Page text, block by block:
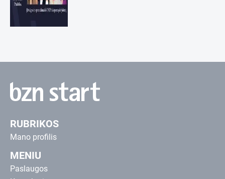
RUBRIKOS
Mano profilis
MENIU
Paslaugos